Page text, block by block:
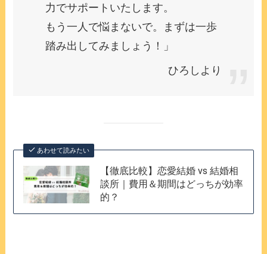
力でサポートいたします。
もう一人で悩まないで。まずは一歩
踏み出してみましょう！」
ひろしより
あわせて読みたい
【徹底比較】恋愛結婚 vs 結婚相
談所｜費用＆期間はどっちが効率
的？